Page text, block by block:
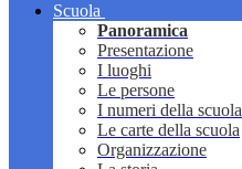
Scuola
Panoramica
Presentazione
I luoghi
Le persone
I numeri della scuola
Le carte della scuola
Organizzazione